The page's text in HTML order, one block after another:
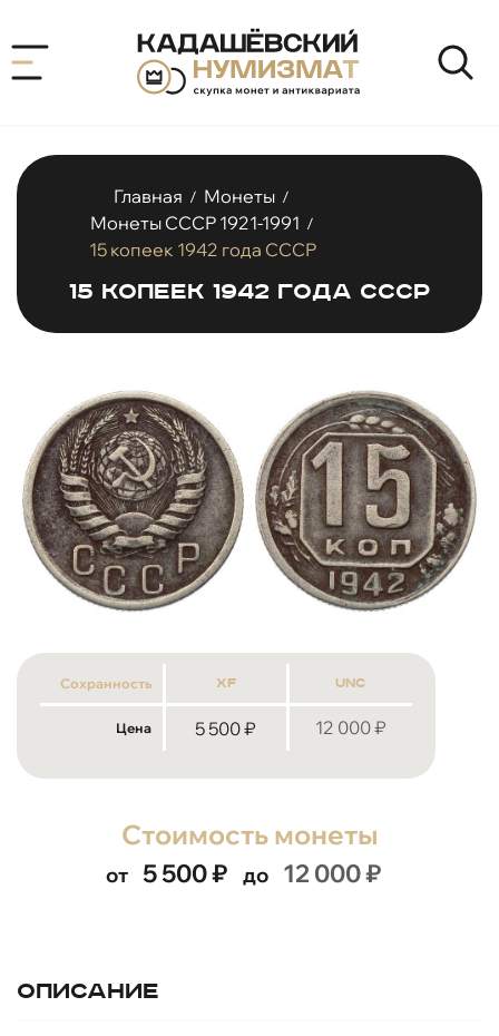
Главная / Монеты /
Монеты СССР 1921-1991 /
15 копеек 1942 года СССР
15 копеек 1942 года СССР
Сохранность xf unc
Цена 5 500₽ 12 000₽
Стоимость монеты
от 5 500₽ до 12 000₽
Описание